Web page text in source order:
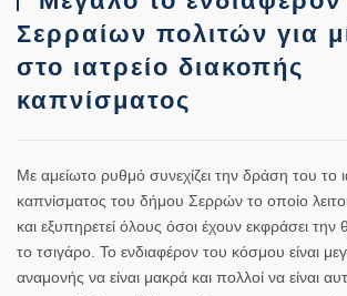
Σερραίων πολιτών για
στο ιατρείο διακοπής
καπνίσματος
Με αμείωτο ρυθμό συνεχίζει την δράση του το
καπνίσματος του δήμου Σερρών το οποίο
και εξυπηρετεί όλους όσοι έχουν εκφράσει
το τσιγάρο. Το ενδιαφέρον του κόσμου είναι
αναμονής να είναι μακρά και πολλοί να είναι